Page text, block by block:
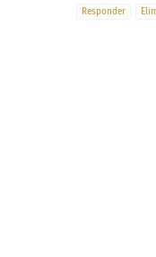
Responder